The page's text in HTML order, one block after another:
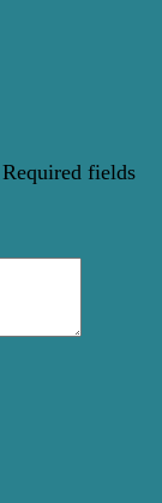
Required fields